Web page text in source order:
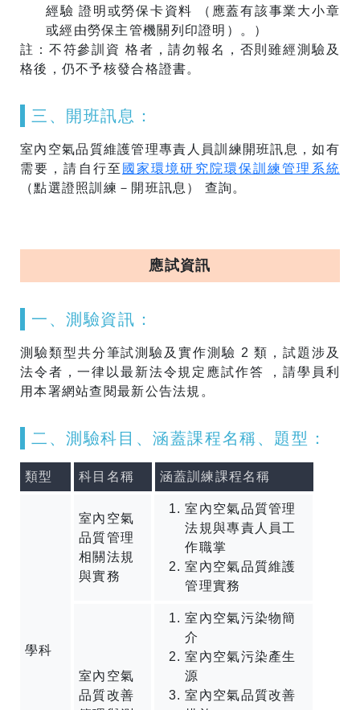
經驗 證明或勞保卡資料 （應蓋有該事業大小章
或經由勞保主管機關列印證明）。）
註：不符參訓資 格者，請勿報名，否則雖經測驗及
格後，仍不予核發合格證書。
三、開班訊息：
室內空氣品質維護管理專責人員訓練開班訊息，如有
需要，請自行至 國家環境研究院環保訓練管理系統
（點選證照訓練－開班訊息） 查詢。
應試資訊
​一、測驗資訊：
測驗類型共分筆試測驗及實作測驗 2 類，試題涉及
法令者，一律以最新法令規定應試作答 ，請學員利
用本署網站查閱最新公告法規。
​二、測驗科目、涵蓋課程名稱、題型：
類型 科目名稱 涵蓋訓練課程名稱
學科
室內空氣
品質管理
相關法規
與實務
室內空氣品質管理
法規與專責人員工
作職掌
室內空氣品質維護
管理實務
室內空氣
品質改善
室內空氣污染物簡
介
室內空氣污染產生
源
室內空氣品質改善